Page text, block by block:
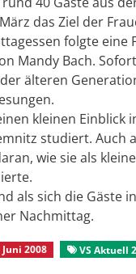
das Ziel der
folgte
Mandy Bach.
älteren
kleinen Einblick
studiert. Auch
wie sie als
als sich die Gäste
Nachmittag.
Juni 2008 VS Aktuell